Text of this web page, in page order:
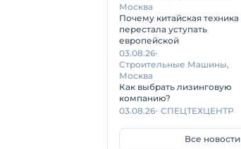
Москва
Почему китайская техника
перестала уступать
европейской
03.08.26
Строительные Машины,
Москва
Как выбрать лизинговую
компанию?
03.08.26 СПЕЦТЕХЦЕНТР
Все новости